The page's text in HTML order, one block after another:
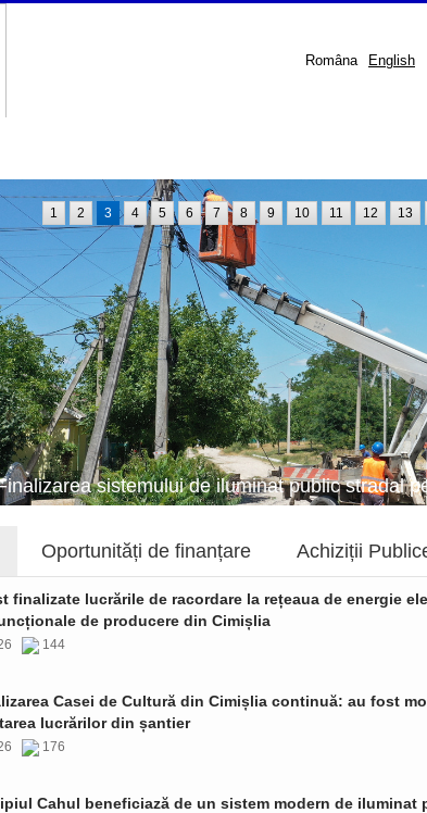
Româna English
sistemului de iluminat public stradal
1 2 3 4 5 6 7 8 9 10 11 12 13
Oportunități de finanțare Achiziții
finalizate lucrările de racordare la rețeaua de energie
de producere din Cimișlia
144
Casei de Cultură din Cimișlia continuă: au fost
lucrărilor din șantier
176
Cahul beneficiază de un sistem modern de iluminat